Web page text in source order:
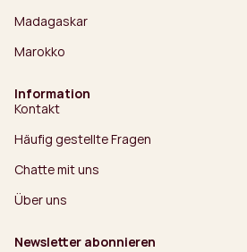
Madagaskar
Marokko
Information
Kontakt
Häufig gestellte Fragen
Chatte mit uns
Über uns
Newsletter abonnieren